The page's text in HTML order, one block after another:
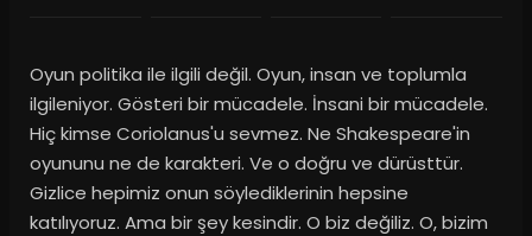
Oyun politika ile ilgili değil. Oyun, insan ve toplumla
ilgileniyor. Gösteri bir mücadele. İnsani bir mücadele.
Hiç kimse Coriolanus'u sevmez. Ne Shakespeare'in
oyununu ne de karakteri. Ve o doğru ve dürüsttür.
Gizlice hepimiz onun söylediklerinin hepsine
katılıyoruz. Ama bir şey kesindir. O biz değiliz. O, bizim